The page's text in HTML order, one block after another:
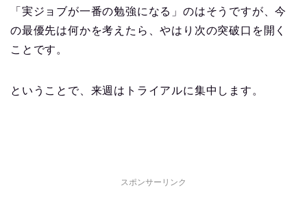
「実ジョブが一番の勉強になる」のはそうですが、今
の最優先は何かを考えたら、やはり次の突破口を開く
ことです。
ということで、来週はトライアルに集中します。
スポンサーリンク